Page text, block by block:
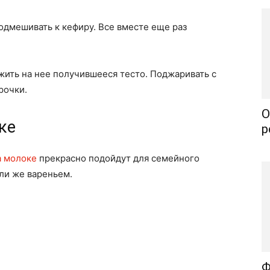
к кефиру. Все вместе еще раз
на нее получившееся тесто. Поджаривать с
молоке прекрасно подойдут для семейного
же вареньем.